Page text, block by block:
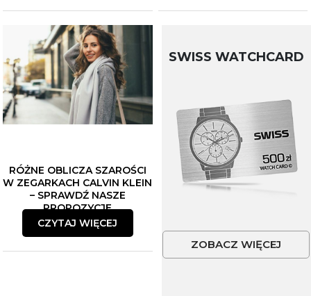
RÓŻNE OBLICZA SZAROŚCI
W ZEGARKACH CALVIN KLEIN
– SPRAWDŹ NASZE
PROPOZYCJE
CZYTAJ WIĘCEJ
SWISS WATCHCARD
ZOBACZ WIĘCEJ